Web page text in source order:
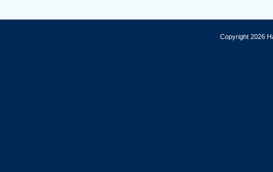
Copyright 2026